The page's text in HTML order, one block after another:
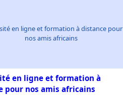
en ligne et formation à distance pour
nos amis africains
en ligne et formation à
pour nos amis africains